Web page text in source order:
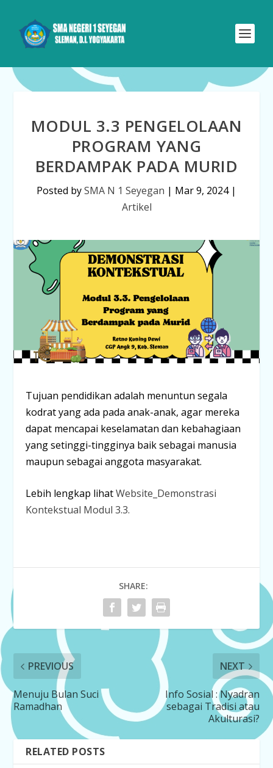
MODUL 3.3 PENGELOLAAN
PROGRAM YANG
BERDAMPAK PADA MURID
Posted bySMA N 1 Seyegan | Mar 9, 2024|
Artikel
Tujuan pendidikan adalah menuntun segala
kodrat yang ada pada anak-anak, agar mereka
dapat mencapai keselamatan dan kebahagiaan
yang setinggi-tingginya baik sebagai manusia
maupun sebagai anggota masyarakat.
Lebih lengkap lihatWebsite_Demonstrasi
Kontekstual Modul 3.3.
SHARE:
PREVIOUS
Menuju Bulan Suci
Ramadhan
NEXT
Info Sosial : Nyadran
sebagai Tradisi atau
Akulturasi?
RELATED POSTS